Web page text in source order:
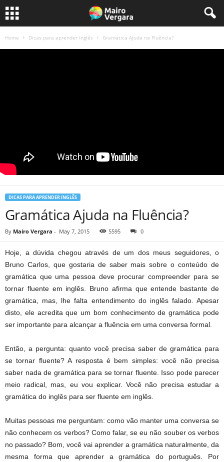
Home Dicas para aprender inglês Gramática Ajuda na Fluência?
DICAS PARA APRENDER INGLÊS
Gramática Ajuda na Fluência?
By Mairo Vergara - May 7, 2015 5595 0
Hoje, a dúvida chegou através de um dos meus seguidores, o
Bruno Carlos, que gostaria de saber mais sobre o conteúdo de
gramática que uma pessoa deve procurar compreender para se
tornar fluente em inglês. Bruno afirma que entende bastante de
gramática, mas, lhe falta entendimento do inglês falado. Apesar
disto, ele acredita que um bom conhecimento de gramática pode
ser importante para alcançar a fluência em uma conversa formal.
Então, a pergunta: quanto você precisa saber de gramática para
se tornar fluente? A resposta é bem simples: você não precisa
saber nada de gramática para se tornar fluente. Isso pode parecer
meio radical, mas, eu vou explicar. Você não precisa estudar a
gramática do inglês para ser fluente em inglês.
Muitas pessoas me perguntam: como vão manter uma conversa se
não conhecem os verbos? Como falar, se eu não souber os verbos
no passado? Bom, você vai aprender a gramática naturalmente, da
mesma forma que aprender a gramática do português. Por